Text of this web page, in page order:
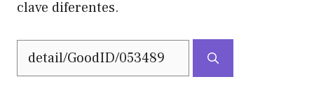
clave diferentes.
Buscar: